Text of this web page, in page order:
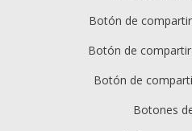
Botón de
Botón de
Botón de
Botones